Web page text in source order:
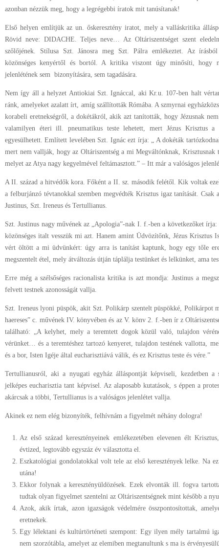
azonban nézzük meg, hogy a legrégebbi íratok mit tanúsítanak!
Első helyen említjük az un. őskeresztény iratot, mely a valláskritika
Rövid neve: DIDACHE. Teljes neve… Az Oltáriszentséget szent
szőlőjének. Stílusa Szt. Jánosra meg Szt. Pálra emlékeztet. Az
közönséges kenyértől és bortól. A kritika viszont úgy minősíti, hogy
jelenlétének sem bizonyítására, sem tagadására.
Nem így áll a helyzet Antiokiai Szt. Ignáccal, aki Kr.u. 107-ben halt
ránk, amelyeket azalatt írt, amíg szállították Rómába. A szmyrnai
korabeli eretnekségről, a dokétákról, akik azt tanították, hogy Jézusnak
valamilyen éteri ill. pneumatikus teste lehetett, mert Jézus Krisztus a
egyesülhetett. Említett levelében Szt. Ignác ezt írja: „ A dokéták
mert nem vallják, hogy az Oltáriszentség a mi Megváltónknak, Krisztusnak
melyet az Atya nagy kegyelmével feltámasztott.” – Itt már a valóságos
A II. század a hitvédők kora. Főként a II. sz. második felétől. Kik voltak
a felburjánzó tévtanokkal szemben megvédték Krisztus igaz tanítását.
Justinus, Szt. Ireneus és Tertullianus.
Szt. Justinus nagy művének az „Apologia”-nak I. f.-ben a következőket
közönséges italt vesszük mi azt. Hanem amint Üdvözítőnk, Jézus Krisztus
vért öltött a mi üdvünkért: úgy arra is tanítást kaptunk, hogy egy tőle
megszentelt étel, mely átváltozás útján táplálja testünket és lelkünket, ama
Erre még a szélsőséges racionalista kritika is azt mondja: Justinus a
felvett testnek azonosságát vallja.
Szt. Ireneus lyoni püspök, akit Szt. Polikárp szentelt püspökké, Polikárpot
haereses” c. művének IV. könyvében és az V. könv 2. f.-ben ír z
található: „A kelyhet, mely a teremtett dogok közül való, tulajdon
vérünket… és a teremtéshez tartozó kenyeret, tulajdon testének vallotta,
és a bor, Isten Igéje által eucharisztiává válik, és ez Krisztus teste és vére.”
Tertullianusról, aki a nyugati egyház álláspontját képviseli, kezdetben a
jelképes eucharisztia tant képvisel. Az alaposabb kutatások, s éppen a
akárcsak a többi, Tertullianus is a valóságos jelenlétet vallja.
Akinek ez nem elég bizonyíték, felhívnám a figyelmét néhány dologra!
Az első század keresztényeinek emlékezetében elevenen élt
évtized, legtovább egyszáz év választotta el.
Eszkatológiai gondolatokkal volt tele az első keresztények lelke. Na
utána!
Ekkor folynak a keresztényüldözések. Ezek elvonták ill. fogva
tudtak olyan figyelmet szentelni az Oltáriszentségnek mint később a
Azok, akik írtak, azon igazságok védelmére összpontosítottak,
eretnekek.
Egy lélektani és kultúrtörténeti szempont: Egy ilyen mély tartalmú
nem szorzótábla, amelyet az elemiben megtanultunk s ma is